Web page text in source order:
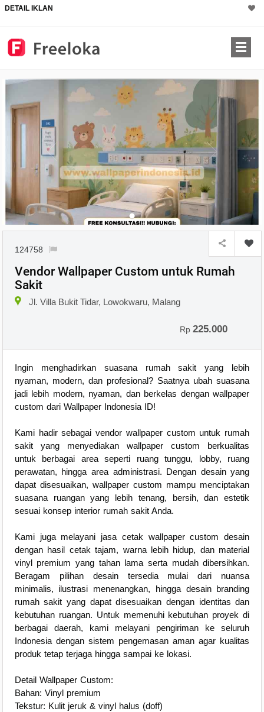
DETAIL IKLAN
124758
Vendor Wallpaper Custom untuk Rumah
Sakit
Jl. Villa Bukit Tidar, Lowokwaru, Malang
Rp225.000
Ingin menghadirkan suasana rumah sakit yang lebih
nyaman, modern, dan profesional? Saatnya ubah suasana
jadi lebih modern, nyaman, dan berkelas dengan wallpaper
custom dari Wallpaper Indonesia ID!
Kami hadir sebagai vendor wallpaper custom untuk rumah
sakit yang menyediakan wallpaper custom berkualitas
untuk berbagai area seperti ruang tunggu, lobby, ruang
perawatan, hingga area administrasi. Dengan desain yang
dapat disesuaikan, wallpaper custom mampu menciptakan
suasana ruangan yang lebih tenang, bersih, dan estetik
sesuai konsep interior rumah sakit Anda.
Kami juga melayani jasa cetak wallpaper custom desain
dengan hasil cetak tajam, warna lebih hidup, dan material
vinyl premium yang tahan lama serta mudah dibersihkan.
Beragam pilihan desain tersedia mulai dari nuansa
minimalis, ilustrasi menenangkan, hingga desain branding
rumah sakit yang dapat disesuaikan dengan identitas dan
kebutuhan ruangan. Untuk memenuhi kebutuhan proyek di
berbagai daerah, kami melayani pengiriman ke seluruh
Indonesia dengan sistem pengemasan aman agar kualitas
produk tetap terjaga hingga sampai ke lokasi.
Detail Wallpaper Custom:
Bahan: Vinyl premium
Tekstur: Kulit jeruk & vinyl halus (doff)